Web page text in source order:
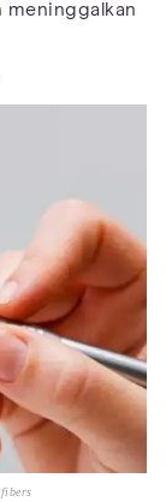
meninggalkan